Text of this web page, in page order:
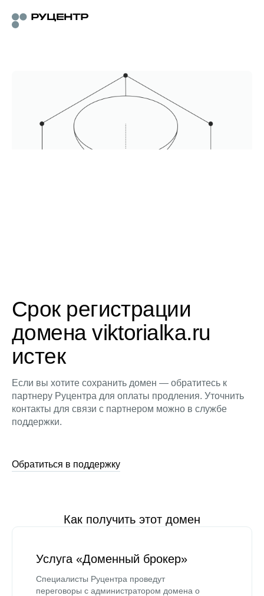
Срок регистрации
домена viktorialka.ru
истек
Если вы хотите сохранить домен — обратитесь к
партнеру Руцентра для оплаты продления. Уточнить
контакты для связи с партнером можно в службе
поддержки.
Обратиться в поддержку
Как получить этот домен
Услуга «Доменный брокер»
Специалисты Руцентра проведут
переговоры с администратором домена о